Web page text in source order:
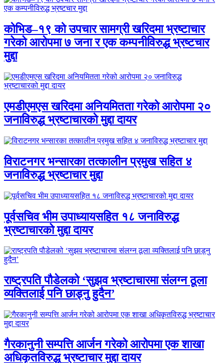
कोभिड–१९ को उपचार सामग्री खरिदमा भ्रष्टाचार
गरेको आरोपमा ७ जना र एक कम्पनीविरुद्ध भ्रष्टचार
मुद्दा
एमडीएमएस खरिदमा अनियमितता गरेको आरोपमा २०
जनाविरुद्ध भ्रष्टाचारको मुद्दा दायर
विराटनगर भन्सारका तत्कालीन प्रमुख सहित ४
जनाविरुद्ध भ्रष्टाचार मुद्दा
पूर्वसचिव भीम उपाध्यायसहित १८ जनाविरुद्ध
भ्रष्टाचारको मुद्दा दायर
राष्ट्रपति पौडेलको ‘सुझव भ्रष्टाचारमा संलग्न ठूला
व्यक्तिलाई पनि छाड्नु हुदैन’
गैरकानुनी सम्पत्ति आर्जन गरेको आरोपमा एक शाखा
अधिकृतविरुद्ध भ्रष्टाचार मुद्दा दायर